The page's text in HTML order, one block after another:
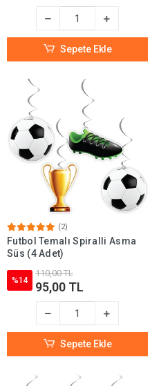
Sepete Ekle
(2)
Futbol Temalı Spiralli Asma
Süs (4 Adet)
%14
110,00 TL
95,00 TL
Sepete Ekle